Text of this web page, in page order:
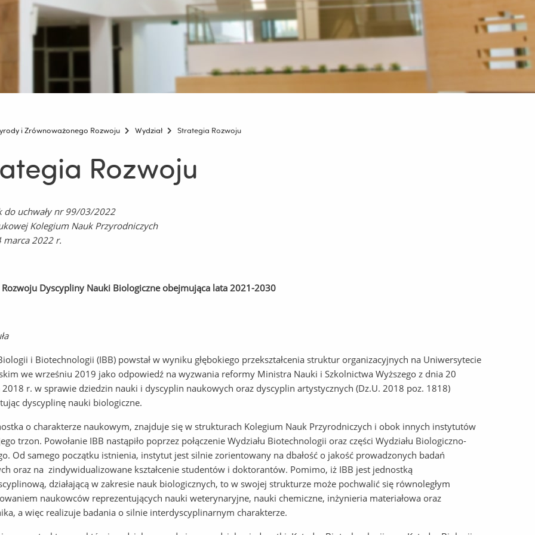
i Zrównoważonego Rozwoju Wydział Strategia Rozwoju
Rozwoju
do uchwały nr 99/03/2022
Kolegium Nauk Przyrodniczych
marca 2022r.
Rozwoju Dyscypliny Nauki Biologiczne obejmująca lata 2021-2030
i Biotechnologii (IBB) powstał w wyniku głębokiego przekształcenia struktur organizacyjnych na Uniwersytecie
we wrześniu 2019 jako odpowiedź na wyzwania reformy Ministra Nauki i Szkolnictwa Wyższego z dnia 20
2018 r. w sprawie dziedzin nauki i dyscyplin naukowych oraz dyscyplin artystycznych (Dz.U. 2018 poz. 1818)
dyscyplinę nauki biologiczne.
o charakterze naukowym, znajduje się w strukturach Kolegium Nauk Przyrodniczych i obok innych instytutów
trzon. Powołanie IBB nastąpiło poprzez połączenie Wydziału Biotechnologii oraz części Wydziału Biologiczno-
Od samego początku istnienia, instytut jest silnie zorientowany na dbałość o jakość prowadzonych badań
oraz na zindywidualizowane kształcenie studentów i doktorantów. Pomimo, iż IBB jest jednostką
działającą w zakresie nauk biologicznych, to w swojej strukturze może pochwalić się równoległym
naukowców reprezentujących nauki weterynaryjne, nauki chemiczne, inżynieria materiałowa oraz
a więc realizuje badania o silnie interdyscyplinarnym charakterze.